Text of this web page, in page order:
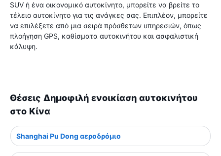
SUV ή ένα οικονομικό αυτοκίνητο, μπορείτε να βρείτε το
τέλειο αυτοκίνητο για τις ανάγκες σας. Επιπλέον, μπορείτε
να επιλέξετε από μια σειρά πρόσθετων υπηρεσιών, όπως
πλοήγηση GPS, καθίσματα αυτοκινήτου και ασφαλιστική
κάλυψη.
Θέσεις Δημοφιλή ενοικίαση αυτοκινήτου
στο Κίνα
Shanghai Pu Dong αεροδρόμιο